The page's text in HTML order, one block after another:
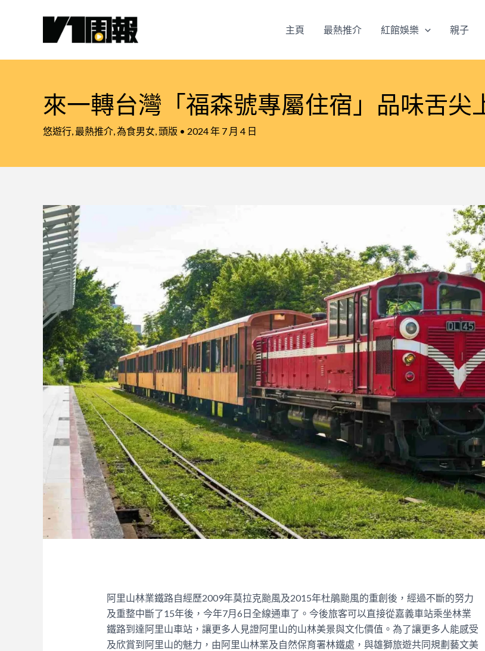
主頁 最熱推介 紅館娛樂 親子
來一轉台灣「福森號專屬住宿」品味舌尖
悠遊行 最熱推介 為食男女 頭版 • 2024 年 7 月 4 日
阿里山林業鐵路自經歷2009年莫拉克颱風及2015年杜鵑颱風的重創後，經過不斷的努力
及重整中斷了15年後，今年7月6日全線通車了。今後旅客可以直接從嘉義車站乘坐林業
鐵路到達阿里山車站，讓更多人見證阿里山的山林美景與文化價值。為了讓更多人能感受
及欣賞到阿里山的魅力，由阿里山林業及自然保育署林鐵處，與雄獅旅遊共同規劃藝文美